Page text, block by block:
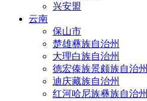
兴安盟
云南
保山市
楚雄彝族自治州
大理白族自治州
德宏傣族景颇族自治州
迪庆藏族自治州
红河哈尼族彝族自治州